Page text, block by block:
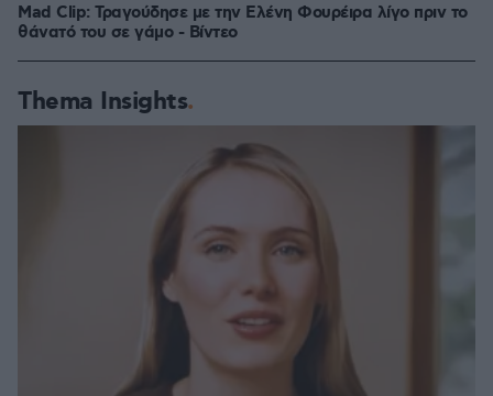
Mad Clip: Τραγούδησε με την Ελένη Φουρέιρα λίγο πριν το
θάνατό του σε γάμο - Βίντεο
Thema Insights